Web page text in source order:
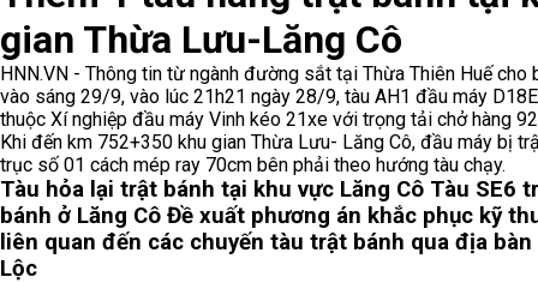
gian Thừa Lưu-Lăng Cô
HNN.VN - Thông tin từ ngành đường sắt tại Thừa Thiên Huế cho
vào sáng 29/9, vào lúc 21h21 ngày 28/9, tàu AH1 đầu máy
thuộc Xí nghiệp đầu máy Vinh kéo 21xe với trọng tải chở hàng
Khi đến km 752+350 khu gian Thừa Lưu- Lăng Cô, đầu máy bị
trục số 01 cách mép ray 70cm bên phải theo hướng tàu chạy.
Tàu hỏa lại trật bánh tại khu vực Lăng Cô Tàu SE6
bánh ở Lăng Cô Đề xuất phương án khắc phục kỹ
liên quan đến các chuyến tàu trật bánh qua địa bàn
Lộc